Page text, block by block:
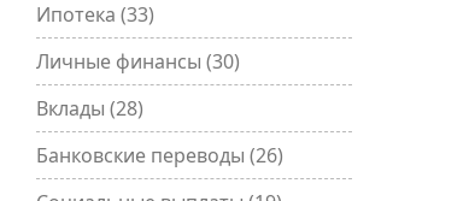
Ипотека (33)
Личные финансы (30)
Вклады (28)
Банковские переводы (26)